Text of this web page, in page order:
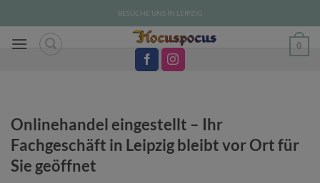
Inhalt
springen
BESUCHE UNS IN LEIPZIG
0
Onlinehandel eingestellt – Ihr
Fachgeschäft in Leipzig bleibt vor Ort für
Sie geöffnet